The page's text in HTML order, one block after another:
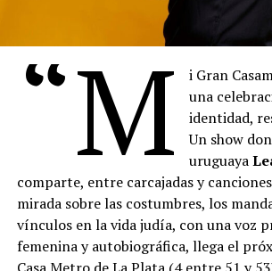
Vuelven Los Clásicos es un
música en el que los integrantes de La
encarnan a grandes compositores del
Mozart, Beethoven, Bach o Vivaldi –
mundo actual y se enfrentan, con
algo de resignación, a los géneros
dominan hoy las listas de éxitos.
El reguetón, el trap o el pop comercial
“M
i Gran
una
identidad,
Un show
uruguaya
comparte, entre carcajadas y
mirada sobre las costumbres, los
vínculos en la vida judía, con una voz
femenina y autobiográfica, llega el